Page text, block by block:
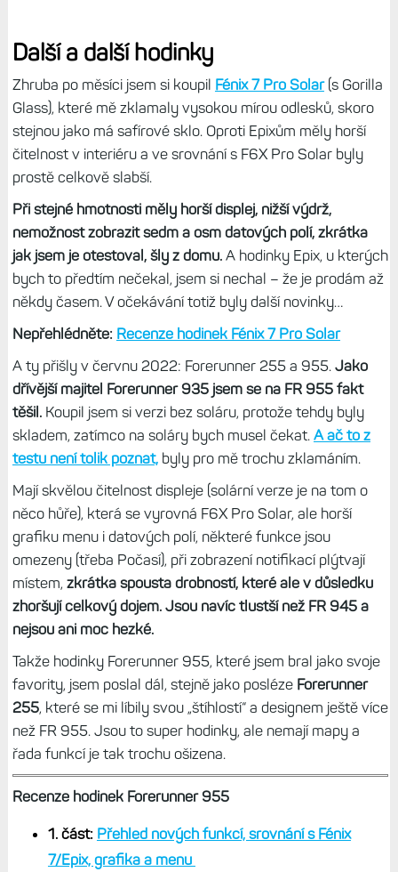
Další a další hodinky
Zhruba po měsíci jsem si koupil Fénix 7 Pro Solar(s Gorilla
Glass), které mě zklamaly vysokou mírou odlesků, skoro
stejnou jako má safírové sklo. Oproti Epixům měly horší
čitelnost v interiéru a ve srovnání s F6X Pro Solar byly
prostě celkově slabší.
Při stejné hmotnosti měly horší displej, nižší výdrž,
nemožnost zobrazit sedm a osm datových polí, zkrátka
jak jsem je otestoval, šly z domu.A hodinky Epix, u kterých
bych to předtím nečekal, jsem si nechal – že je prodám až
někdy časem. V očekávání totiž byly další novinky…
Nepřehlédněte: Recenze hodinek Fénix 7 Pro Solar
A ty přišly v červnu 2022: Forerunner 255 a 955. Jako
dřívější majitel Forerunner 935 jsem se na FR 955 fakt
těšil.Koupil jsem si verzi bez soláru, protože tehdy byly
skladem, zatímco na soláry bych musel čekat. A ač to z
testu není tolik poznat,byly pro mě trochu zklamáním.
Mají skvělou čitelnost displeje (solární verze je na tom o
něco hůře), která se vyrovná F6X Pro Solar, ale horší
grafiku menu i datových polí, některé funkce jsou
omezeny (třeba Počasí), při zobrazení notifikací plýtvají
místem, zkrátka spousta drobností, které ale v důsledku
zhoršují celkový dojem. Jsou navíc tlustší než FR 945 a
nejsou ani moc hezké.
Takže hodinky Forerunner 955, které jsem bral jako svoje
favority, jsem poslal dál, stejně jako posléze Forerunner
255, které se mi líbily svou „štíhlostí“ a designem ještě více
než FR 955. Jsou to super hodinky, ale nemají mapy a
řada funkcí je tak trochu ošizena.
Recenze hodinek Forerunner 955
1. část: Přehled nových funkcí, srovnání s Fénix
7/Epix, grafika a menu